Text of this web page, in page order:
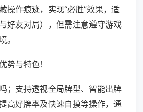
操作痕迹，实现“必胜”效果，适
好友对局），但需注意遵守游戏
。
势与特色！
；支持透视全局牌型、智能出牌
高好牌率及快速自摸等操作，通